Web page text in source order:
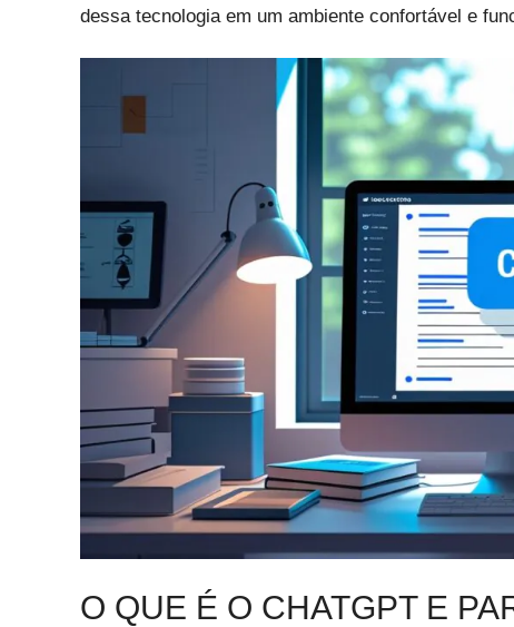
dessa tecnologia em um ambiente confortável e
O QUE É O CHATGPT E